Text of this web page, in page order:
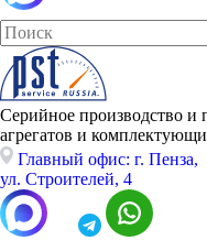
Серийное производство и
агрегатов и
Главный офис: г. Пенза,
ул. Строителей, 4